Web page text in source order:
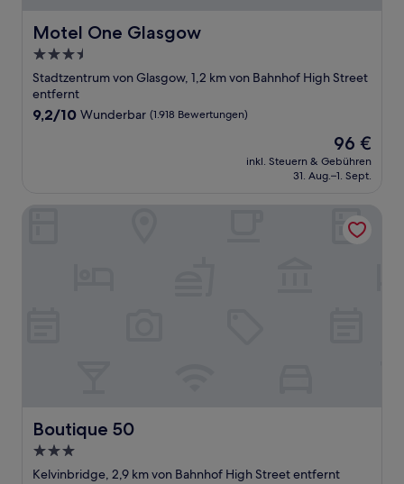
Motel One Glasgow
Motel One Glasgow
3.5-
Sterne-
Unterkunft
Stadtzentrum von Glasgow, 1,2 km von Bahnhof High Street
entfernt
9.2
9,2/10 Wunderbar (1.918 Bewertungen)
Der
Preis
beträgt
96 €
inkl. Steuern & Gebühren
31. Aug.–1. Sept.
Boutique 50
Boutique 50
3.0-
Sterne-
Kelvinbridge, 2,9 km von Bahnhof High Street entfernt